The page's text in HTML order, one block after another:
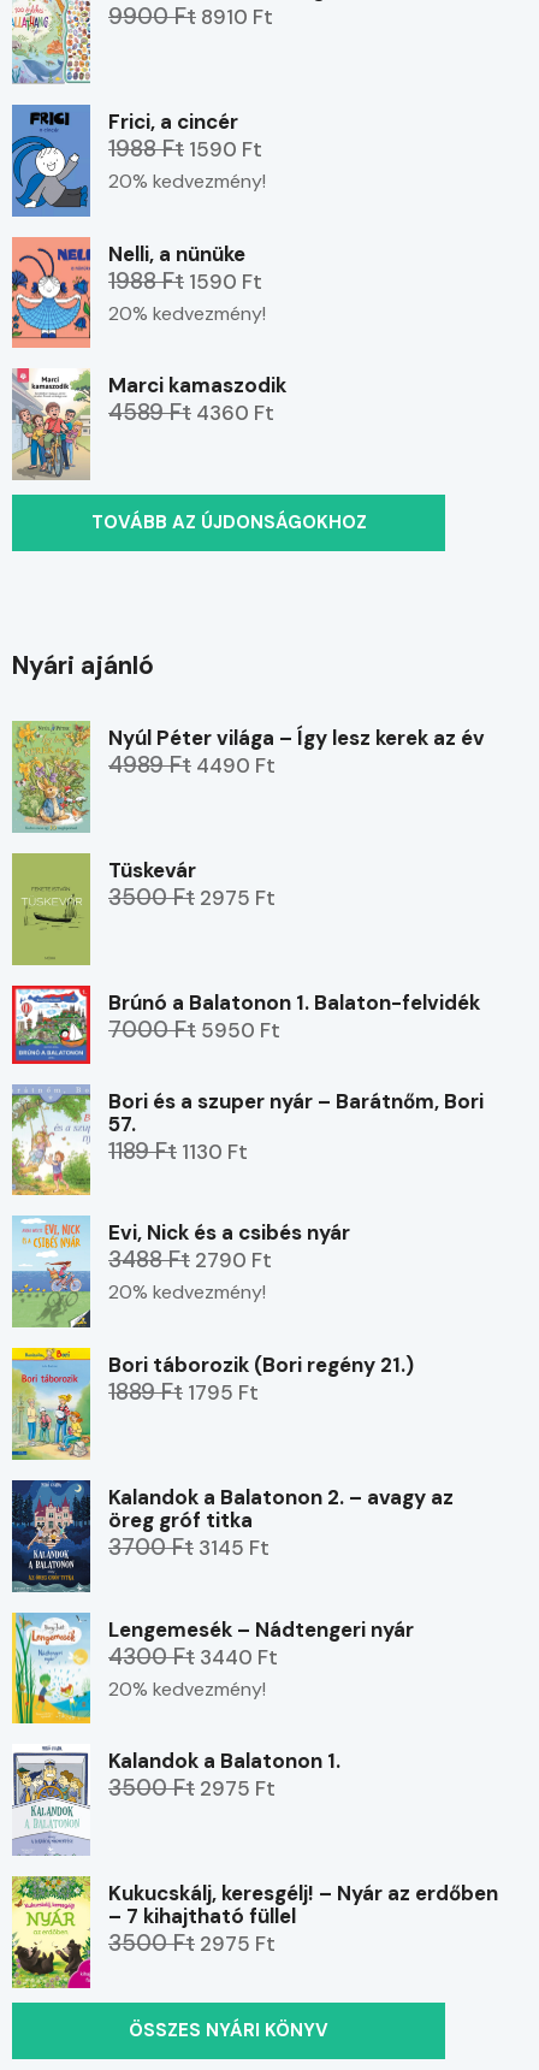
9900 Ft 8910 Ft
Frici, a cincér
1988 Ft 1590 Ft
20% kedvezmény!
Nelli, a nünüke
1988 Ft 1590 Ft
20% kedvezmény!
Marci kamaszodik
4589 Ft 4360 Ft
TOVÁBB AZ ÚJDONSÁGOKHOZ
Nyári ajánló
Nyúl Péter világa – Így lesz kerek az év
4989 Ft 4490 Ft
Tüskevár
3500 Ft 2975 Ft
Brúnó a Balatonon 1. Balaton-felvidék
7000 Ft 5950 Ft
Bori és a szuper nyár – Barátnőm, Bori
57.
1189 Ft 1130 Ft
Evi, Nick és a csibés nyár
3488 Ft 2790 Ft
20% kedvezmény!
Bori táborozik (Bori regény 21.)
1889 Ft 1795 Ft
Kalandok a Balatonon 2. – avagy az
öreg gróf titka
3700 Ft 3145 Ft
Lengemesék – Nádtengeri nyár
4300 Ft 3440 Ft
20% kedvezmény!
Kalandok a Balatonon 1.
3500 Ft 2975 Ft
Kukucskálj, keresgélj! – Nyár az erdőben
– 7 kihajtható füllel
3500 Ft 2975 Ft
ÖSSZES NYÁRI KÖNYV